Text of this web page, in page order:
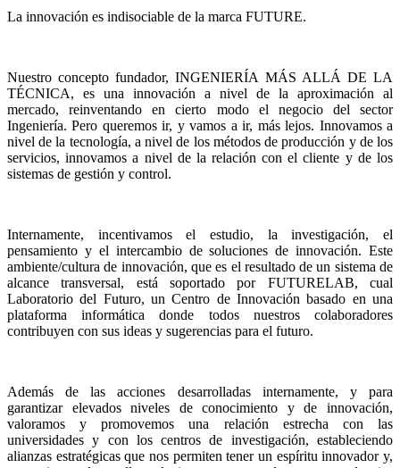
La innovación es indisociable de la marca FUTURE.
Nuestro concepto fundador, INGENIERÍA MÁS ALLÁ DE LA
TÉCNICA, es una innovación a nivel de la aproximación al
mercado, reinventando en cierto modo el negocio del sector
Ingeniería. Pero queremos ir, y vamos a ir, más lejos. Innovamos a
nivel de la tecnología, a nivel de los métodos de producción y de los
servicios, innovamos a nivel de la relación con el cliente y de los
sistemas de gestión y control.
Internamente, incentivamos el estudio, la investigación, el
pensamiento y el intercambio de soluciones de innovación. Este
ambiente/cultura de innovación, que es el resultado de un sistema de
alcance transversal, está soportado por FUTURELAB, cual
Laboratorio del Futuro, un Centro de Innovación basado en una
plataforma informática donde todos nuestros colaboradores
contribuyen con sus ideas y sugerencias para el futuro.
Además de las acciones desarrolladas internamente, y para
garantizar elevados niveles de conocimiento y de innovación,
valoramos y promovemos una relación estrecha con las
universidades y con los centros de investigación, estableciendo
alianzas estratégicas que nos permiten tener un espíritu innovador y,